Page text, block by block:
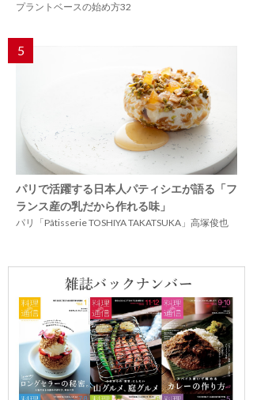
プラントベースの始め方32
5
パリで活躍する日本人パティシエが語る「フ
ランス産の乳だから作れる味」
パリ「Pâtisserie TOSHIYA TAKATSUKA」高塚俊也